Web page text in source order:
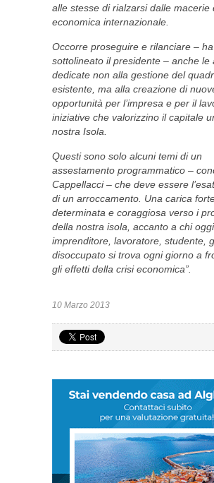
alle stesse di rialzarsi dalle macerie
economica internazionale.
Occorre proseguire e rilanciare – ha
sottolineato il presidente – anche le
dedicate non alla gestione del
esistente, ma alla creazione di
opportunità per l’impresa e per il
iniziative che valorizzino il capitale
nostra Isola.
Questi sono solo alcuni temi di un
assestamento programmatico –
Cappellacci – che deve essere
di un arroccamento. Una carica
determinata e coraggiosa verso i
della nostra isola, accanto a chi
imprenditore, lavoratore, studente,
disoccupato si trova ogni giorno a
gli effetti della crisi economica”.
10 Marzo 2013